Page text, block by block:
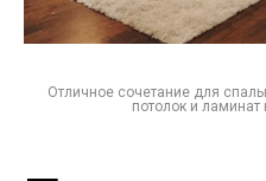
Отличное сочетание для
потолок и